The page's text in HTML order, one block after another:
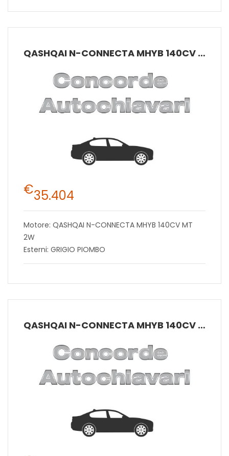
QASHQAI N-CONNECTA MHYB 140CV MT 2W
€35.404
Motore: QASHQAI N-CONNECTA MHYB 140CV MT
2W
Esterni: GRIGIO PIOMBO
QASHQAI N-CONNECTA MHYB 140CV MT 2W